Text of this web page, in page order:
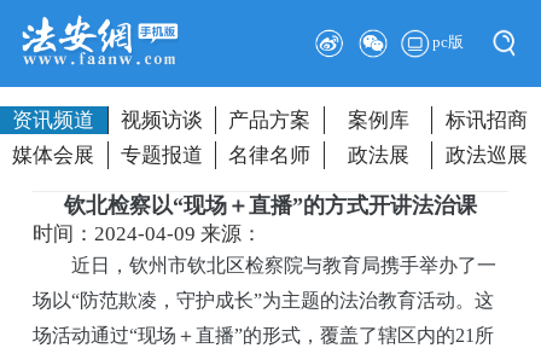
pc版
资讯频道 视频访谈 产品方案 案例库
标讯招商
媒体会展
专题报道 名律名师 政法展 政法巡展
钦北检察以“现场＋直播”的方式开讲法治课
时间：2024-04-09来源：
近日，钦州市钦北区检察院与教育局携手举办了一
场以“防范欺凌，守护成长”为主题的法治教育活动。这
场活动通过“现场＋直播”的形式，覆盖了辖区内的21所